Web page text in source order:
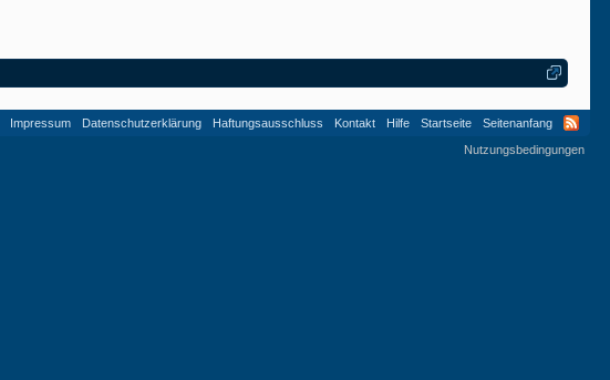
Impressum Datenschutzerklärung Haftungsausschluss Kontakt Hilfe Startseite
Seitenanfang
Nutzungsbedingungen